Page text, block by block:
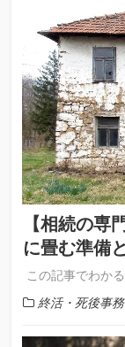
【相続の専
に畳む準備
この記事でわか
終活・死後事